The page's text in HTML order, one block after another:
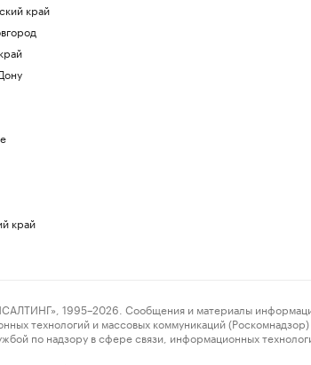
край
край
1995–2026. Сообщения и материалы
технологий и массовых коммуникаций
по надзору в сфере связи, информационных